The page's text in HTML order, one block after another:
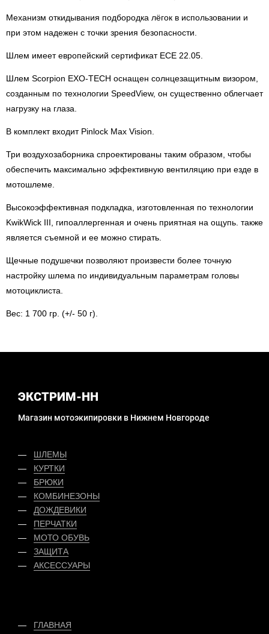
Механизм откидывания подбородка лёгок в использовании и
при этом надежен с точки зрения безопасности.
Шлем имеет европейский сертификат ECE 22.05.
Шлем Scorpion EXO-TECH оснащен солнцезащитным визором,
созданным по технологии SpeedView, он существенно облегчает
нагрузку на глаза.
В комплект входит Pinlock Max Vision.
Три воздухозаборника спроектированы таким образом, чтобы
обеспечить максимально эффективную вентиляцию при езде в
мотошлеме.
Высокоэффективная подкладка, изготовленная по технологии
KwikWick III, гипоаллергенная и очень приятная на ощупь. также
является съемной и ее можно стирать.
Щечные подушечки позволяют произвести более точную
настройку шлема по индивидуальным параметрам головы
мотоциклиста.
Вес: 1 700 гр. (+/- 50 г).
ЭКСТРИМ-НН
Магазин мотоэкипировки в Нижнем Новгороде
ШЛЕМЫ
КУРТКИ
БРЮКИ
КОМБИНЕЗОНЫ
ДОЖДЕВИКИ
ПЕРЧАТКИ
МОТО ОБУВЬ
ЗАЩИТА
АКСЕССУАРЫ
ГЛАВНАЯ